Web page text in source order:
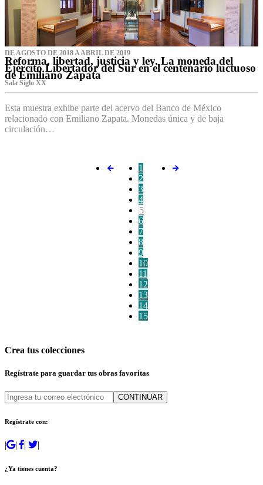
DE AGOSTO DE 2018 A ABRIL DE 2019
Reforma, libertad, justicia y ley. La moneda del
Ejército Libertador del Sur en el centenario luctuoso
de Emiliano Zapata
Sala Siglo XX
Esta muestra exhibe parte del acervo del Banco de México
relacionado con Emiliano Zapata. Monedas única y de baja
circulación…
1
2
3
4
5
6
7
8
9
10
11
12
13
14
15
Crea tus colecciones
Regístrate para guardar tus obras favoritas
CONTINUAR
Regístrate con:
| | | |
¿Ya tienes cuenta?